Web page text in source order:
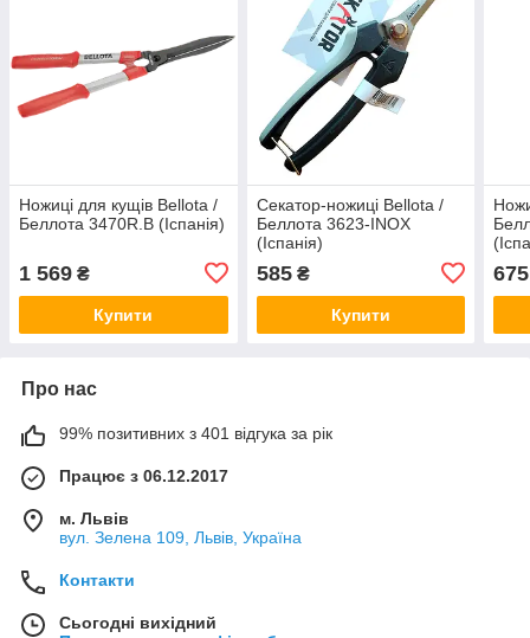
Ножиці для кущів Bellota /
Беллота 3470R.B (Іспанія)
1 569 ₴
Купити
Секатор-ножиці Bellota /
Беллота 3623-INOX
(Іспанія)
585₴
Купити
675
Про нас
99% позитивних з 401 відгука за рік
Працює з 06.12.2017
м. Львів
вул. Зелена 109, Львів, Україна
Контакти
Сьогодні вихідний